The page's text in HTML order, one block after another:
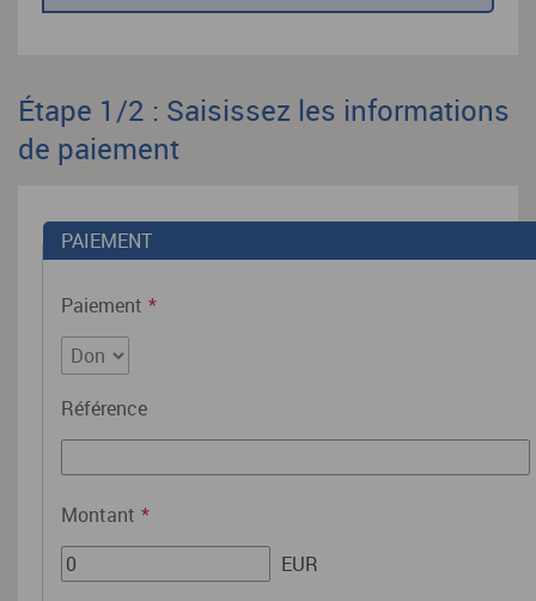
Étape 1/2 : Saisissez les informations
de paiement
PAIEMENT
Paiement *
Référence
Montant *
EUR